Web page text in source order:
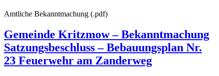
Amtliche Bekanntmachung (.pdf)
Gemeinde Kritzmow – Bekanntmachung
Satzungsbeschluss – Bebauungsplan Nr.
23 Feuerwehr am Zanderweg